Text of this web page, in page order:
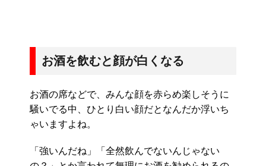
お酒を飲むと顔が白くなる
お酒の席などで、みんな顔を赤らめ楽しそうに
騒いでる中、ひとり白い顔だとなんだか浮いち
ゃいますよね。
「強いんだね」「全然飲んでないんじゃない